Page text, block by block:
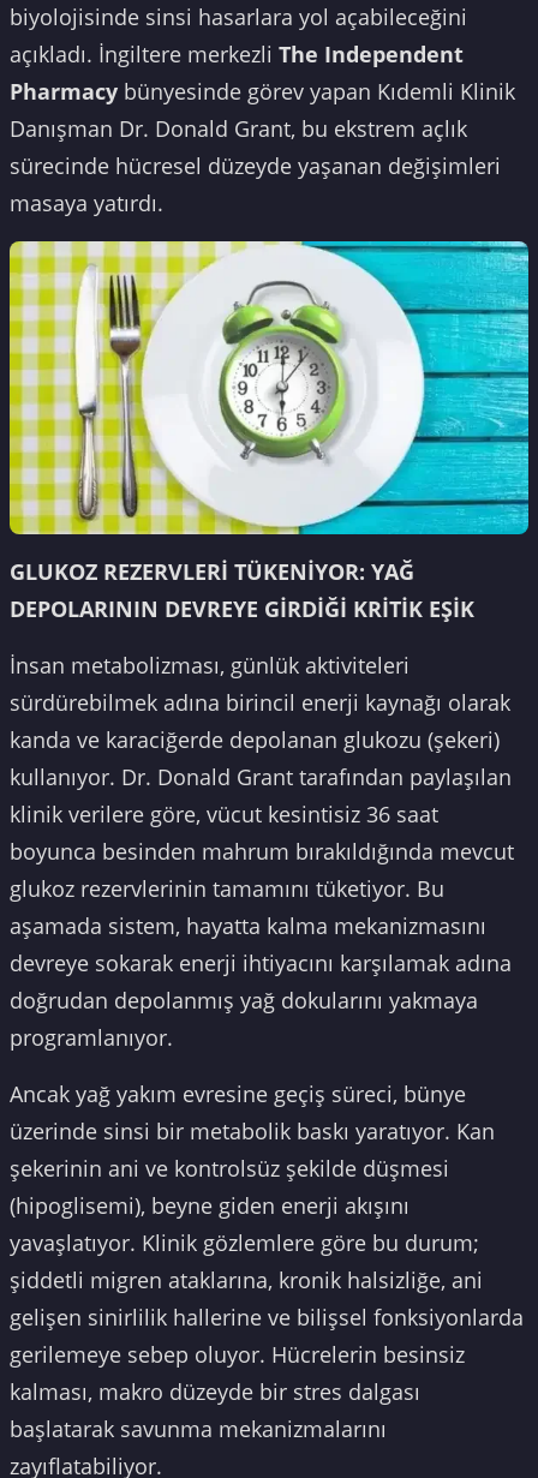
biyolojisinde sinsi hasarlara yol açabileceğini
açıkladı. İngiltere merkezli The Independent
Pharmacy bünyesinde görev yapan Kıdemli Klinik
Danışman Dr. Donald Grant, bu ekstrem açlık
sürecinde hücresel düzeyde yaşanan değişimleri
masaya yatırdı.
GLUKOZ REZERVLERİ TÜKENİYOR: YAĞ
DEPOLARININ DEVREYE GİRDİĞİ KRİTİK EŞİK
İnsan metabolizması, günlük aktiviteleri
sürdürebilmek adına birincil enerji kaynağı olarak
kanda ve karaciğerde depolanan glukozu (şekeri)
kullanıyor. Dr. Donald Grant tarafından paylaşılan
klinik verilere göre, vücut kesintisiz 36 saat
boyunca besinden mahrum bırakıldığında mevcut
glukoz rezervlerinin tamamını tüketiyor. Bu
aşamada sistem, hayatta kalma mekanizmasını
devreye sokarak enerji ihtiyacını karşılamak adına
doğrudan depolanmış yağ dokularını yakmaya
programlanıyor.
Ancak yağ yakım evresine geçiş süreci, bünye
üzerinde sinsi bir metabolik baskı yaratıyor. Kan
şekerinin ani ve kontrolsüz şekilde düşmesi
(hipoglisemi), beyne giden enerji akışını
yavaşlatıyor. Klinik gözlemlere göre bu durum;
şiddetli migren ataklarına, kronik halsizliğe, ani
gelişen sinirlilik hallerine ve bilişsel fonksiyonlarda
gerilemeye sebep oluyor. Hücrelerin besinsiz
kalması, makro düzeyde bir stres dalgası
başlatarak savunma mekanizmalarını
zayıflatabiliyor.